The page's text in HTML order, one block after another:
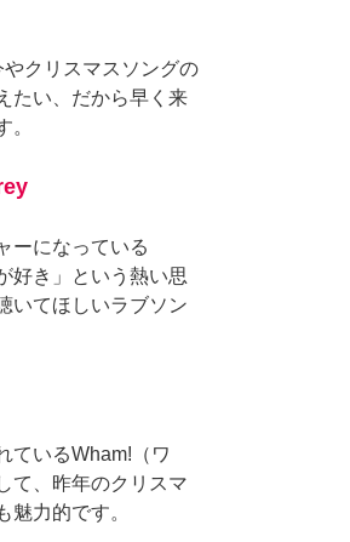
クリスマスソングの
たい、だから早く来
。
ーになっている
好き」という熱い思
いてほしいラブソン
ているWham!（ワ
て、昨年のクリスマ
力的です。